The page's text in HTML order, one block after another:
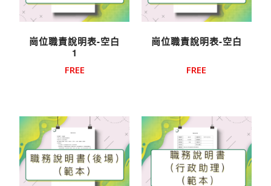
崗位職責說明表-空白
1
FREE
崗位職責說明表-空白
FREE